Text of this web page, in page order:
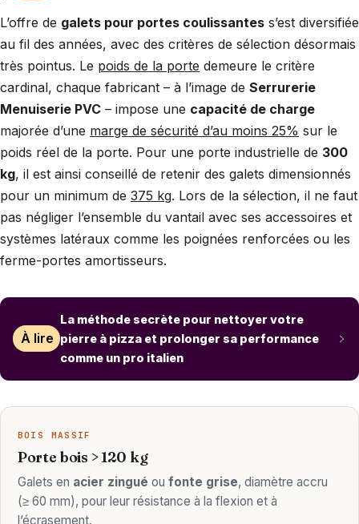
L’offre de galets pour portes coulissantes s’est diversifiée
au fil des années, avec des critères de sélection désormais
très pointus. Le poids de la porte demeure le critère
cardinal, chaque fabricant – à l’image de Serrurerie
Menuiserie PVC – impose une capacité de charge
majorée d’une marge de sécurité d’au moins 25% sur le
poids réel de la porte. Pour une porte industrielle de 300
kg, il est ainsi conseillé de retenir des galets dimensionnés
pour un minimum de 375 kg. Lors de la sélection, il ne faut
pas négliger l’ensemble du vantail avec ses accessoires et
systèmes latéraux comme les poignées renforcées ou les
ferme-portes amortisseurs.
À lire
La méthode secrète pour nettoyer votre
pierre à pizza et prolonger sa performance
comme un pro italien
BOIS MASSIF
Porte bois > 120 kg
Galets en acier zingué ou fonte grise, diamètre accru
(≥ 60 mm), pour leur résistance à la flexion et à
l’écrasement.